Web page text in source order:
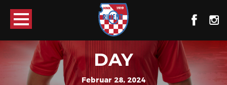
DAY
Februar 28, 2024